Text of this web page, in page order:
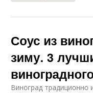
Соус из
зиму. 3
Виноград традиционно